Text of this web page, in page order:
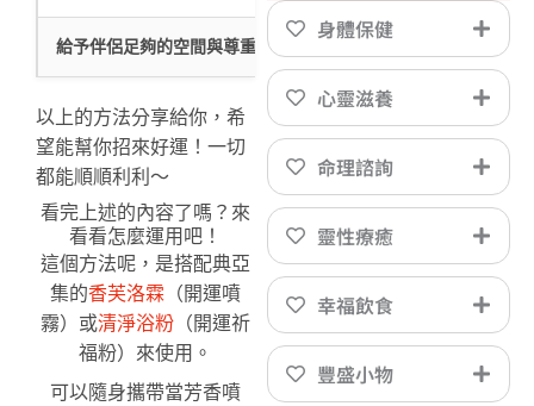
給予伴侶足夠的空間與尊重： 雖然E型人喜歡親密的互動
以上的方法分享給你，希
望能幫你招來好運！一切
都能順順利利～
看完上述的內容了嗎？來
看看怎麼運用吧！
這個方法呢，是搭配典亞
集的香芙洛霖 （開運噴
霧）或清淨浴粉 （開運祈
福粉）來使用。
可以隨身攜帶當芳香噴
身體保健
心靈滋養
命理諮詢
靈性療癒
幸福飲食
豐盛小物